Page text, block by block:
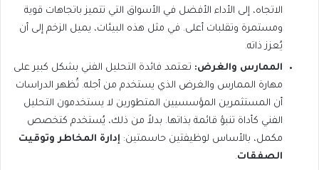
الاتجاه، إلى الأداء الأفضل في الأسواق التي تتميز باتجاهات قوية
ومستمرة وتقلبات أعلى. في مثل هذه البيئات، يميل الزخم إلى أن
يُعزز ذاته.
الممارس والغرض: تعتمد فائدة التحليل الفني بشكل كبير على
مهارة الممارس والغرض الذي يستخدم من أجله. تُظهر الدراسات
أن المستثمرين المؤسسيين المتطورين لا يستخدمون التحليل
الفني كأداة تنبؤ قائمة بذاتها. بدلاً من ذلك، يُستخدم كتخصص
مكمل، بالأساس لوظيفتين حاسمتين: إدارة المخاطر وتوقيت
الصفقات.